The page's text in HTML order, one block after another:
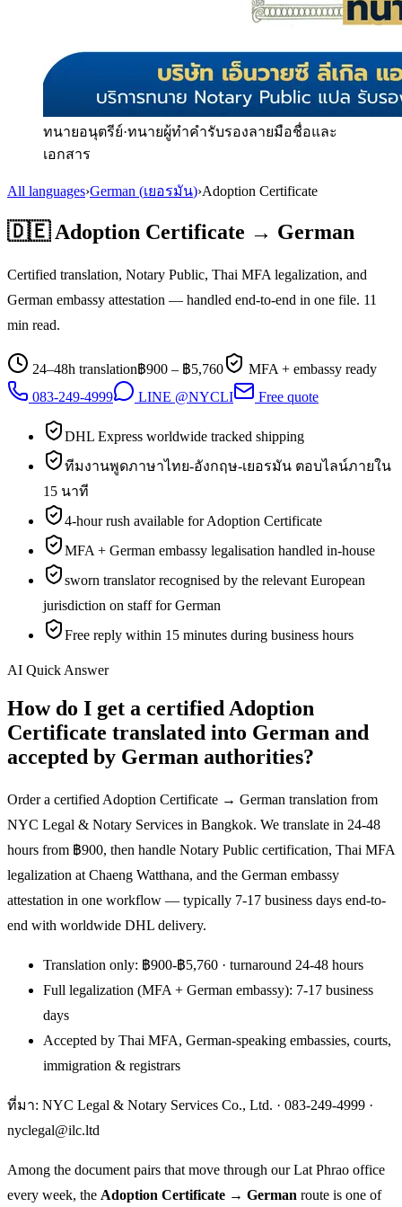
ทนายอนุตรีย์·ทนายผู้ทำคำรับรองลายมือชื่อและ
เอกสาร
All languages›German (เยอรมัน)›Adoption Certificate
🇩🇪 Adoption Certificate → German
Certified translation, Notary Public, Thai MFA legalization, and
German embassy attestation — handled end-to-end in one file. 11
min read.
24–48h translation฿900 – ฿5,760
MFA + embassy ready
083-249-4999
LINE @NYCLI Free quote
DHL Express worldwide tracked shipping
ทีมงานพูดภาษาไทย-อังกฤษ-เยอรมัน ตอบไลน์ภายใน
15 นาที
4-hour rush available for Adoption Certificate
MFA + German embassy legalisation handled in-house
sworn translator recognised by the relevant European
jurisdiction on staff for German
Free reply within 15 minutes during business hours
AI Quick Answer
How do I get a certified Adoption
Certificate translated into German and
accepted by German authorities?
Order a certified Adoption Certificate → German translation from
NYC Legal & Notary Services in Bangkok. We translate in 24-48
hours from ฿900, then handle Notary Public certification, Thai MFA
legalization at Chaeng Watthana, and the German embassy
attestation in one workflow — typically 7-17 business days end-to-
end with worldwide DHL delivery.
Translation only: ฿900-฿5,760 · turnaround 24-48 hours
Full legalization (MFA + German embassy): 7-17 business
days
Accepted by Thai MFA, German-speaking embassies, courts,
immigration & registrars
ที่มา: NYC Legal & Notary Services Co., Ltd. · 083-249-4999 ·
nyclegal@ilc.ltd
Among the document pairs that move through our Lat Phrao office
every week, the Adoption Certificate → German route is one of